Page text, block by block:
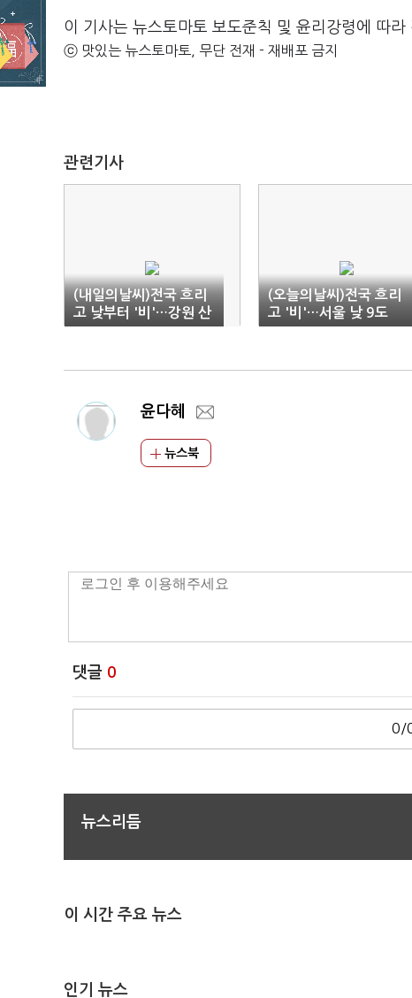
이 기사는 뉴스토마토 보도준칙 및 윤리강령에 따라
ⓒ 맛있는 뉴스토마토, 무단 전재 - 재배포 금지
관련기사
(내일의날씨)전국 흐리
고 낮부터 '비'…강원 산
간 '눈'
(오늘의날씨)전국 흐리
고 '비'…서울 낮 9도
윤다혜
뉴스북
댓글 0
0/
뉴스리듬
이 시간 주요 뉴스
인기 뉴스